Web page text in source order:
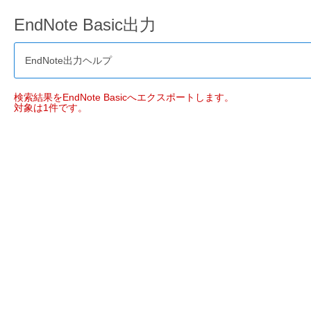
EndNote Basic出力
EndNote出力ヘルプ
検索結果をEndNote Basicへエクスポートします。
対象は1件です。